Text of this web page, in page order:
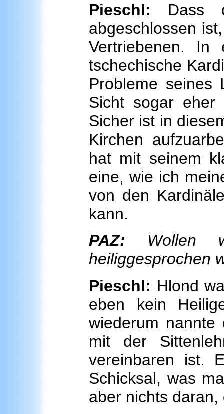
Pieschl: Dass
abgeschlossen
Vertriebenen. In
tschechische
Probleme seines
Sicht sogar eher
Sicher ist in
Kirchen
hat mit seinem
eine, wie ich
von den
kann.
PAZ: Wollen
heiliggesprochen
Pieschl: Hlond
eben kein
wiederum nannte
mit der
vereinbaren ist.
Schicksal, was
aber nichts